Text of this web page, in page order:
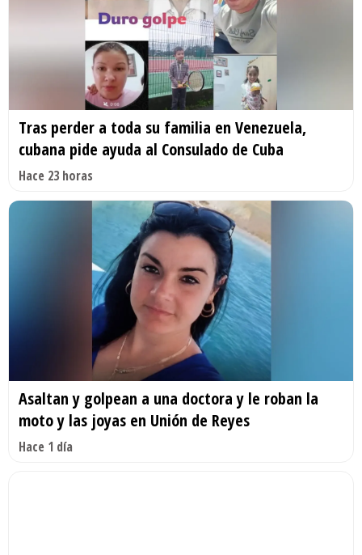
Tras perder a toda su familia en Venezuela,
cubana pide ayuda al Consulado de Cuba
Hace 23 horas
Asaltan y golpean a una doctora y le roban la
moto y las joyas en Unión de Reyes
Hace 1 día